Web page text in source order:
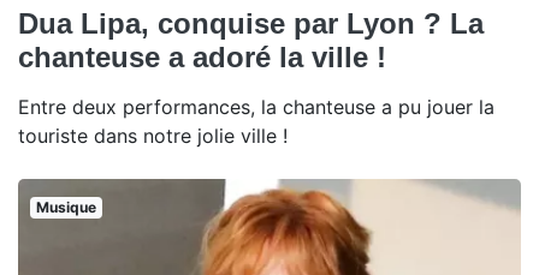
Dua Lipa, conquise par Lyon ? La
chanteuse a adoré la ville !
Entre deux performances, la chanteuse a pu jouer la
touriste dans notre jolie ville !
Musique